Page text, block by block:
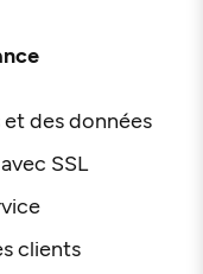
des données
SSL
clients